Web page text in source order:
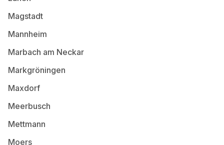
Magstadt
Mannheim
Marbach am Neckar
Markgröningen
Maxdorf
Meerbusch
Mettmann
Moers